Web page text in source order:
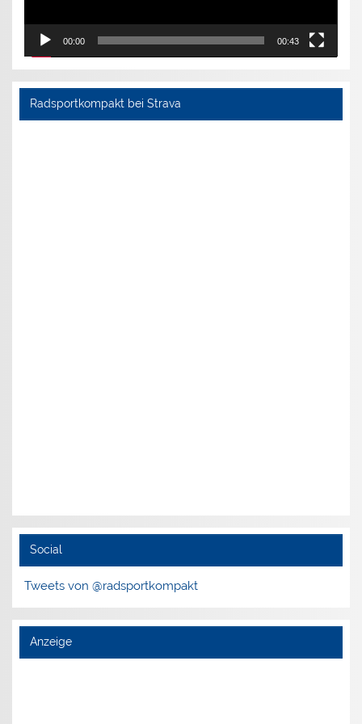
00:00 00:43
Radsportkompakt bei Strava
Social
Tweets von @radsportkompakt
Anzeige